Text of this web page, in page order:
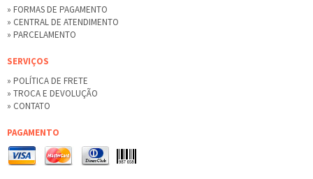
» FORMAS DE PAGAMENTO
» CENTRAL DE ATENDIMENTO
» PARCELAMENTO
SERVIÇOS
» POLÍTICA DE FRETE
» TROCA E DEVOLUÇÃO
» CONTATO
PAGAMENTO